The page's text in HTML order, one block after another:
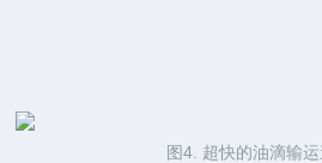
图4. 超快的油滴输运